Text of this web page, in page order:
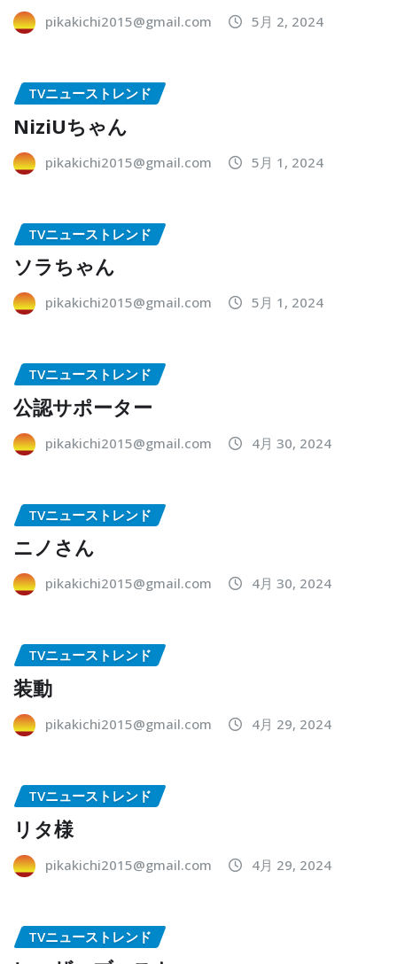
pikakichi2015@gmail.com 5月 2, 2024
TVニューストレンド
NiziUちゃん
pikakichi2015@gmail.com 5月 1, 2024
TVニューストレンド
ソラちゃん
pikakichi2015@gmail.com 5月 1, 2024
TVニューストレンド
公認サポーター
pikakichi2015@gmail.com 4月 30, 2024
TVニューストレンド
ニノさん
pikakichi2015@gmail.com 4月 30, 2024
TVニューストレンド
装動
pikakichi2015@gmail.com 4月 29, 2024
TVニューストレンド
リタ様
pikakichi2015@gmail.com 4月 29, 2024
TVニューストレンド